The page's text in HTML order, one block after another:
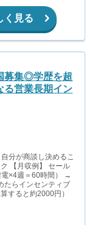
く見る
募集◎学歴を超
る営業長期イン
分が商談し決めるこ
【月収例】 セール
電×4週＝60時間） →
たらインセンティブ
すると約2000円）